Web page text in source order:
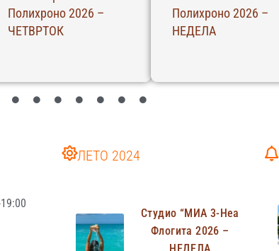
2026 –
Лептокарија 2026 –
ЛЕТО 2024
Студио “МИА 3-Неа
Флогита 2026 –